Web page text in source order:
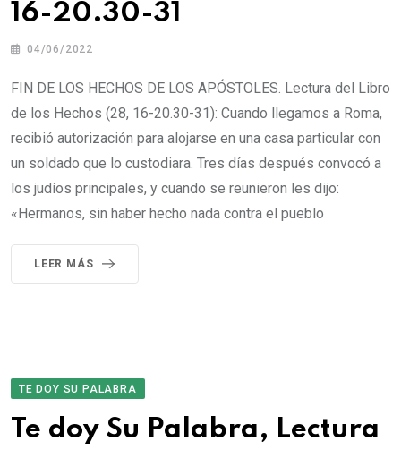
16-20.30-31
04/06/2022
FIN DE LOS HECHOS DE LOS APÓSTOLES. Lectura del Libro
de los Hechos (28, 16-20.30-31): Cuando llegamos a Roma,
recibió autorización para alojarse en una casa particular con
un soldado que lo custodiara. Tres días después convocó a
los judíos principales, y cuando se reunieron les dijo:
«Hermanos, sin haber hecho nada contra el pueblo
LEER MÁS
TE DOY SU PALABRA
Te doy Su Palabra, Lectura